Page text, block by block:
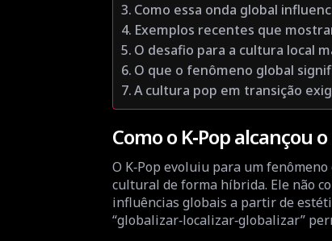
Como essa onda global
Exemplos recentes que
O desafio para a cultura local
O que o fenômeno global
A cultura pop em transição
Como o K‑Pop
O K‑Pop evoluiu para um
cultural de forma híbrida. Ele não
influências globais a partir de
“globalizar‑localizar‑globalizar”